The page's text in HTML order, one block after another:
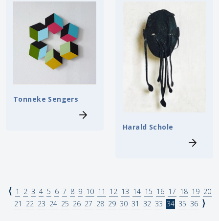
Tonneke Sengers
Harald Schole
⟨ 1 2 3 4 5 6 7 8 9 10 11 12 13 14 15 16 17 18 19 20
21
22 23 24 25 26 27 28 29 30 31 32 33 34 35 36 ⟩